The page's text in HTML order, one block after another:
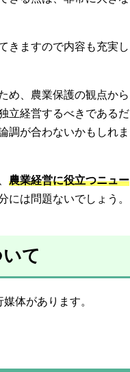
きますので内容も充実し
め、農業保護の観点から
立経営するべきであるだ
調が合わないかもしれま
農業経営に役立つニュー
には問題ないでしょう。
て
体があります。